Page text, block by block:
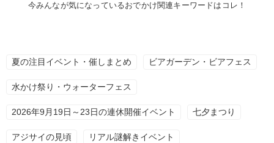
今みんなが気になっているおでかけ関連キーワードはコレ！
夏の注目イベント・催しまとめ ビアガーデン・ビアフェス
水かけ祭り・ウォーターフェス
2026年9月19日～23日の連休開催イベント 七夕まつり
アジサイの見頃 リアル謎解きイベント